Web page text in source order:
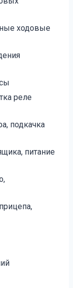
ходовые
реле
подкачка
питание